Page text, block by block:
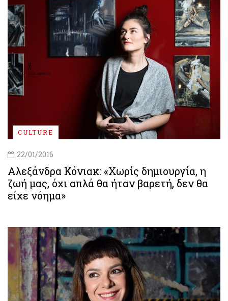
CULTURE
22/01/2016
Αλεξάνδρα Κόνιακ: «Χωρίς δημιουργία, η
ζωή μας, όχι απλά θα ήταν βαρετή, δεν θα
είχε νόημα»